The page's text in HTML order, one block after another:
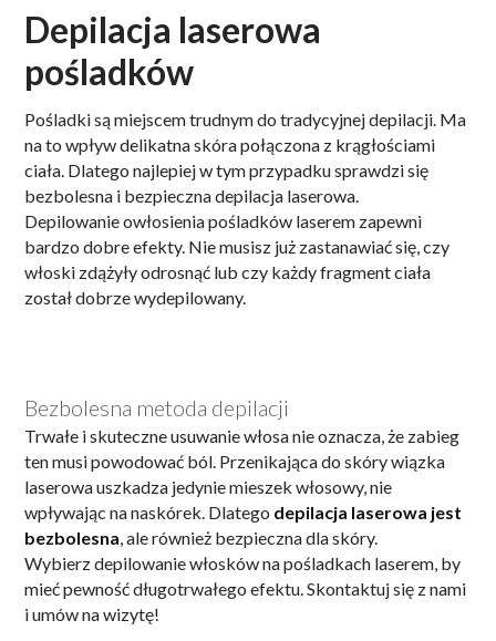
Depilacja laserowa
pośladków
Pośladki są miejscem trudnym do tradycyjnej depilacji. Ma
na to wpływ delikatna skóra połączona z krągłościami
ciała. Dlatego najlepiej w tym przypadku sprawdzi się
bezbolesna i bezpieczna depilacja laserowa.
Depilowanie owłosienia pośladków laserem zapewni
bardzo dobre efekty. Nie musisz już zastanawiać się, czy
włoski zdążyły odrosnąć lub czy każdy fragment ciała
został dobrze wydepilowany.
Bezbolesna metoda depilacji
Trwałe i skuteczne usuwanie włosa nie oznacza, że zabieg
ten musi powodować ból. Przenikająca do skóry wiązka
laserowa uszkadza jedynie mieszek włosowy, nie
wpływając na naskórek. Dlatego depilacja laserowa jest
bezbolesna, ale również bezpieczna dla skóry.
Wybierzdepilowanie włosków na pośladkach laserem, by
mieć pewność długotrwałego efektu. Skontaktuj się z nami
i umów na wizytę!